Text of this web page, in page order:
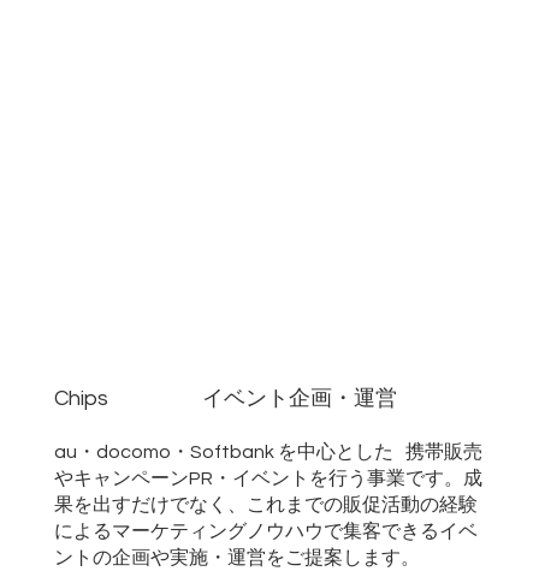
au・docomo・Softbank を中心とした 携帯販売
やキャンペーンPR・イベントを行う事業です。成
果を出すだけでなく、これまでの販促活動の経験
によるマーケティングノウハウで集客できるイベ
ントの企画や実施・運営をご提案します。
Chips イベント企画・運営